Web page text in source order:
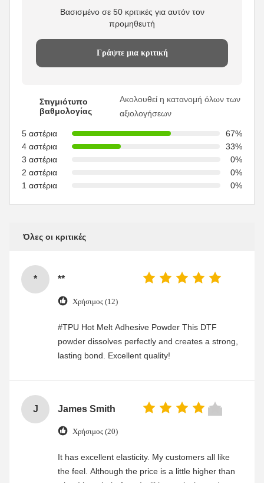
Βασισμένο σε 50 κριτικές για αυτόν τον
προμηθευτή
Γράψτε μια κριτική
Στιγμιότυπο
βαθμολογίας
Ακολουθεί η κατανομή όλων των
αξιολογήσεων
5 αστέρια
67%
4 αστέρια
33%
3 αστέρια
0%
2 αστέρια
0%
1 αστέρια
0%
Όλες οι κριτικές
* **
Χρήσιμος (12)
#TPU Hot Melt Adhesive Powder This DTF
powder dissolves perfectly and creates a strong,
lasting bond. Excellent quality!
J James Smith
Χρήσιμος (20)
It has excellent elasticity. My customers all like
the feel. Although the price is a little higher than